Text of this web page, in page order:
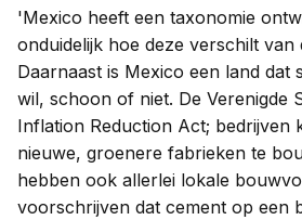
'Mexico heeft een taxonomie
onduidelijk hoe deze verschilt van
Daarnaast is Mexico een land dat
wil, schoon of niet. De Verenigde
Inflation Reduction Act; bedrijven
nieuwe, groenere fabrieken te
hebben ook allerlei lokale
voorschrijven dat cement op een